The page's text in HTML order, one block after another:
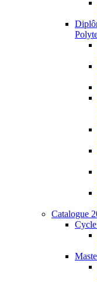
Catalogue